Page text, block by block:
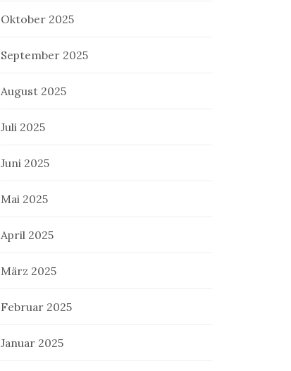
Oktober 2025
September 2025
August 2025
Juli 2025
Juni 2025
Mai 2025
April 2025
März 2025
Februar 2025
Januar 2025